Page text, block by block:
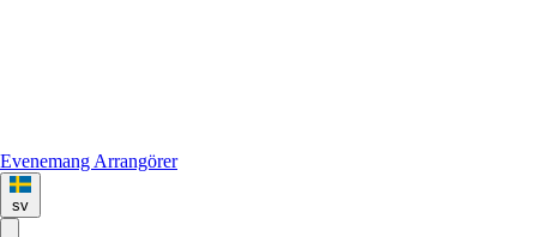
Evenemang Arrangörer
sv